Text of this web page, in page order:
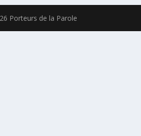
Porteurs de la Parole